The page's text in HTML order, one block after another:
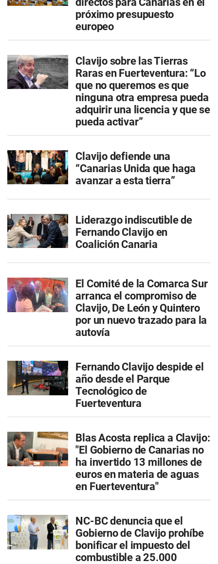
próximo presupuesto
europeo
Clavijo sobre las Tierras
Raras en Fuerteventura: “Lo
que no queremos es que
ninguna otra empresa pueda
adquirir una licencia y que se
pueda activar”
Clavijo defiende una
“Canarias Unida que haga
avanzar a esta tierra”
Liderazgo indiscutible de
Fernando Clavijo en
Coalición Canaria
El Comité de la Comarca Sur
arranca el compromiso de
Clavijo, De León y Quintero
por un nuevo trazado para la
autovía
Fernando Clavijo despide el
año desde el Parque
Tecnológico de
Fuerteventura
Blas Acosta replica a Clavijo:
"El Gobierno de Canarias no
ha invertido 13 millones de
euros en materia de aguas
en Fuerteventura"
NC-BC denuncia que el
Gobierno de Clavijo prohíbe
bonificar el impuesto del
combustible a 25.000